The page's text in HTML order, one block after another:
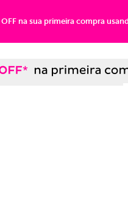
OFF na sua primeira compra